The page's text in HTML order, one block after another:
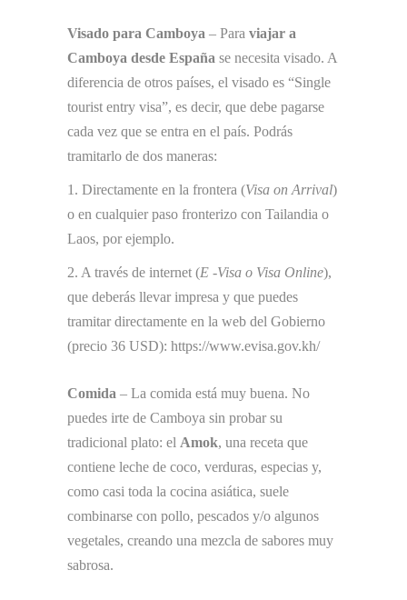
Visado para Camboya – Para viajar a
Camboya desde España se necesita visado. A
diferencia de otros países, el visado es “Single
tourist entry visa”, es decir, que debe pagarse
cada vez que se entra en el país. Podrás
tramitarlo de dos maneras:
1. Directamente en la frontera (Visa on Arrival)
o en cualquier paso fronterizo con Tailandia o
Laos, por ejemplo.
2. A través de internet (E -Visa o Visa Online),
que deberás llevar impresa y que puedes
tramitar directamente en la web del Gobierno
(precio 36 USD): https://www.evisa.gov.kh/
Comida – La comida está muy buena. No
puedes irte de Camboya sin probar su
tradicional plato: el Amok, una receta que
contiene leche de coco, verduras, especias y,
como casi toda la cocina asiática, suele
combinarse con pollo, pescados y/o algunos
vegetales, creando una mezcla de sabores muy
sabrosa.